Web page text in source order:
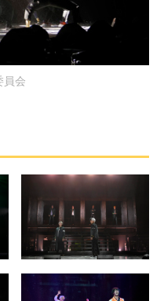
員会